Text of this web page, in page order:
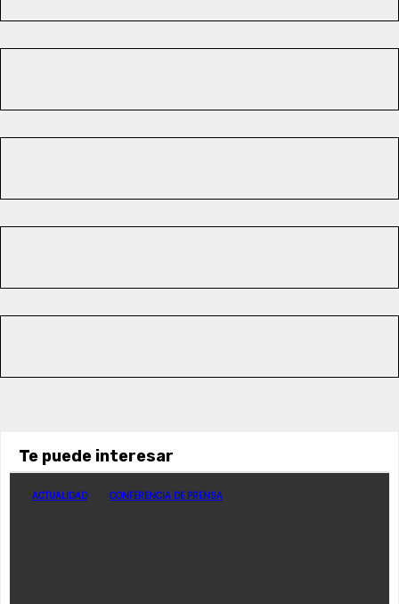
Te puede interesar
ACTUALIDAD CONFERENCIA DE PRENSA